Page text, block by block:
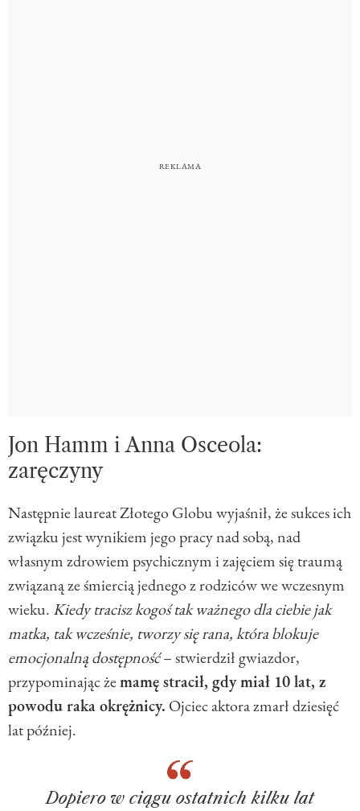
Jon Hamm i Anna Osceola:
zaręczyny
Następnie laureat Złotego Globu wyjaśnił, że sukces ich
związku jest wynikiem jego pracy nad sobą, nad
własnym zdrowiem psychicznym i zajęciem się traumą
związaną ze śmiercią jednego z rodziców we wczesnym
wieku. Kiedy tracisz kogoś tak ważnego dla ciebie jak
matka, tak wcześnie, tworzy się rana, która blokuje
emocjonalną dostępność– stwierdził gwiazdor,
przypominając żemamę stracił, gdy miał 10 lat, z
powodu raka okrężnicy. Ojciec aktora zmarł dziesięć
lat później.
Dopiero w ciągu ostatnich kilku lat